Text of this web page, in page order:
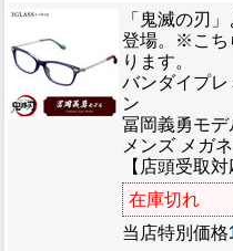
会
インフ
「鬼滅の刃
登場。※こち
ります。
バンダイプレ
ン
冨岡義勇モ
メンズ メガ
【店頭受取対
在庫切れ
当店特別価格